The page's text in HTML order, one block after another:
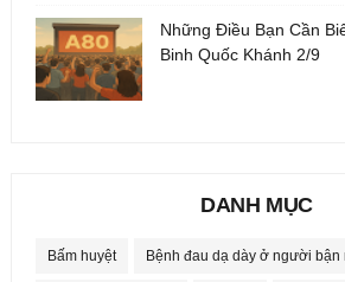
Những Điều Bạn Cần
Binh Quốc Khánh 2/9
DANH MỤC
Bấm huyệt Bệnh đau dạ dày ở người bận